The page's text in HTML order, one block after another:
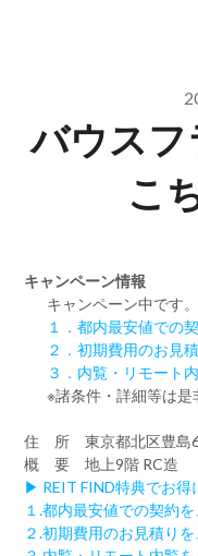
バウスフ
こ
キャンペーン情報
キャンペーン中です。
１．都内最安値での
２．初期費用のお見
３．内覧・リモート
※諸条件・詳細等は是
住 所 東京都北区豊島
概 要 地上9階 RC造
▶ REIT FIND特典でお得
１.都内最安値での契約
２.初期費用のお見積り